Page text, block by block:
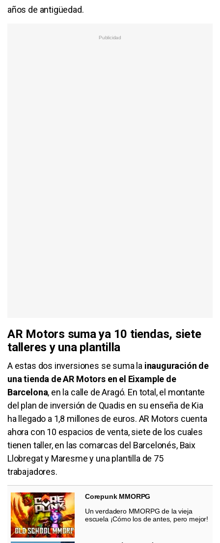
años de antigüedad.
AR Motors suma ya 10 tiendas, siete
talleres y una plantilla
A estas dos inversiones se suma la inauguración de
una tienda de AR Motors en el Eixample de
Barcelona, en la calle de Aragó. En total, el montante
del plan de inversión de Quadis en su enseña de Kia
ha llegado a 1,8 millones de euros. AR Motors cuenta
ahora con 10 espacios de venta, siete de los cuales
tienen taller, en las comarcas del Barcelonés, Baix
Llobregat y Maresme y una plantilla de 75
trabajadores.
Corepunk MMORPG
Un verdadero MMORPG de la vieja
escuela ¡Cómo los de antes, pero mejor!